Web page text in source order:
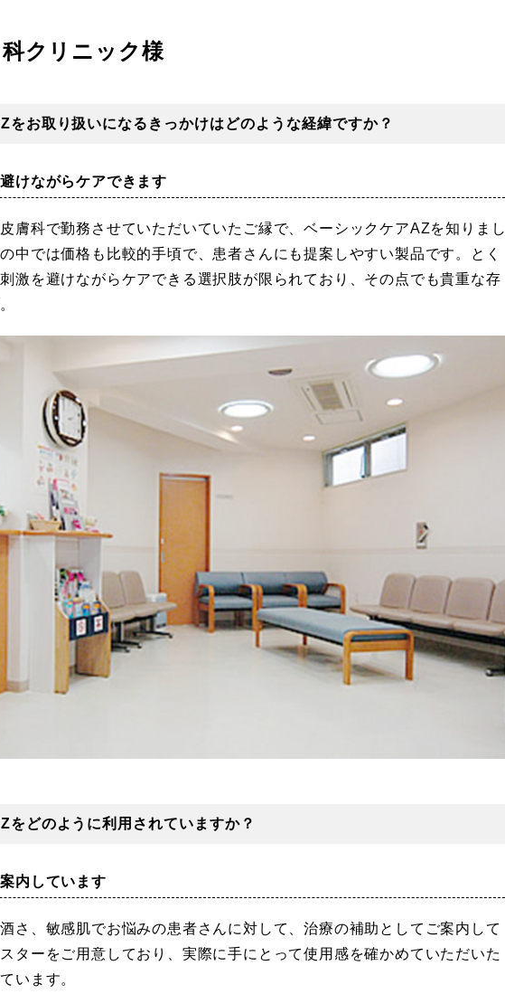
クリニック様
をお取り扱いになるきっかけはどのような経緯ですか？
けながらケアできます
膚科で勤務させていただいていたご縁で、ベーシックケアAZを知りまし
中では価格も比較的手頃で、患者さんにも提案しやすい製品です。とく
激を避けながらケアできる選択肢が限られており、その点でも貴重な存
をどのように利用されていますか？
内しています
さ、敏感肌でお悩みの患者さんに対して、治療の補助としてご案内して
ターをご用意しており、実際に手にとって使用感を確かめていただいた
います。